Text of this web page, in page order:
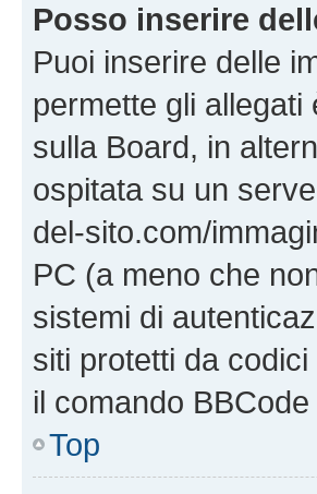
Posso inserire
Puoi inserire delle
permette gli
sulla Board, in
ospitata su un
del-sito.com/
PC (a meno che
sistemi di
siti protetti da
il comando BBCode
Top